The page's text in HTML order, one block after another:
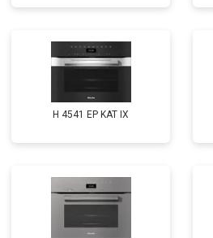
H 4541 EP KAT IX